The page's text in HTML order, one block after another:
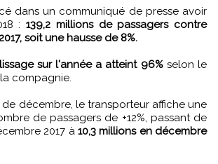
: 139,2 millions de passagers contre
soit une hausse de 8%.
sur l'année a atteint 96% selon le
compagnie.
de décembre, le transporteur affiche une
de passagers de +12%, passant de
2017 à 10,3 millions en décembre